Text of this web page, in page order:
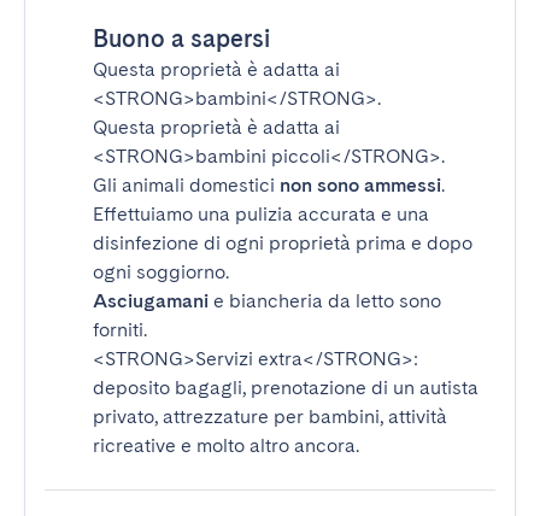
Buono a sapersi
Questa proprietà è adatta ai
<STRONG>bambini</STRONG>.
Questa proprietà è adatta ai
<STRONG>bambini piccoli</STRONG>.
Gli animali domestici non sono ammessi.
Effettuiamo una pulizia accurata e una
disinfezione di ogni proprietà prima e dopo
ogni soggiorno.
Asciugamani e biancheria da letto sono
forniti.
<STRONG>Servizi extra</STRONG>:
deposito bagagli, prenotazione di un autista
privato, attrezzature per bambini, attività
ricreative e molto altro ancora.